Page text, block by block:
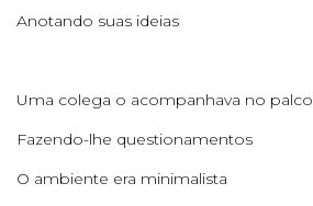
Anotando suas ideias
Uma colega o acompanhava no palco
Fazendo-lhe questionamentos
O ambiente era minimalista